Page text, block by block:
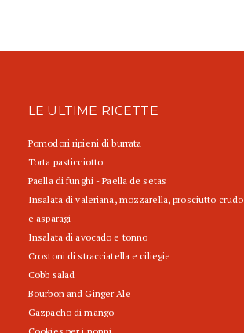
LE ULTIME RICETTE
Pomodori ripieni di burrata
Torta pasticciotto
Paella di funghi - Paella de setas
Insalata di valeriana, mozzarella, prosciutto crudo
e asparagi
Insalata di avocado e tonno
Crostoni di stracciatella e ciliegie
Cobb salad
Bourbon and Ginger Ale
Gazpacho di mango